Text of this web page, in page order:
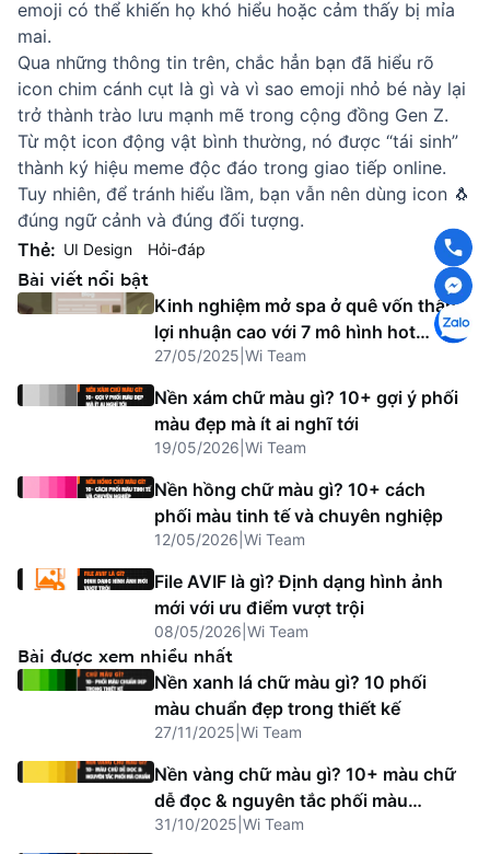
emoji có thể khiến họ khó hiểu hoặc cảm thấy bị mỉa
mai.
Qua những thông tin trên, chắc hẳn bạn đã hiểu rõ
icon chim cánh cụt là gì và vì sao emoji nhỏ bé này lại
trở thành trào lưu mạnh mẽ trong cộng đồng Gen Z.
Từ một icon động vật bình thường, nó được “tái sinh”
thành ký hiệu meme độc đáo trong giao tiếp online.
Tuy nhiên, để tránh hiểu lầm, bạn vẫn nên dùng icon 🐧
đúng ngữ cảnh và đúng đối tượng.
Thẻ: UI Design Hỏi-đáp
Bài viết nổi bật
Kinh nghiệm mở spa ở quê vốn thấp
lợi nhuận cao với 7 mô hình hot
2025
27/05/2025 Wi Team
Nền xám chữ màu gì? 10+ gợi ý phối
màu đẹp mà ít ai nghĩ tới
19/05/2026 Wi Team
Nền hồng chữ màu gì? 10+ cách
phối màu tinh tế và chuyên nghiệp
12/05/2026 Wi Team
File AVIF là gì? Định dạng hình ảnh
mới với ưu điểm vượt trội
08/05/2026 Wi Team
Bài được xem nhiều nhất
Nền xanh lá chữ màu gì? 10 phối
màu chuẩn đẹp trong thiết kế
27/11/2025 Wi Team
Nền vàng chữ màu gì? 10+ màu chữ
dễ đọc & nguyên tắc phối màu
chuẩn
31/10/2025 Wi Team